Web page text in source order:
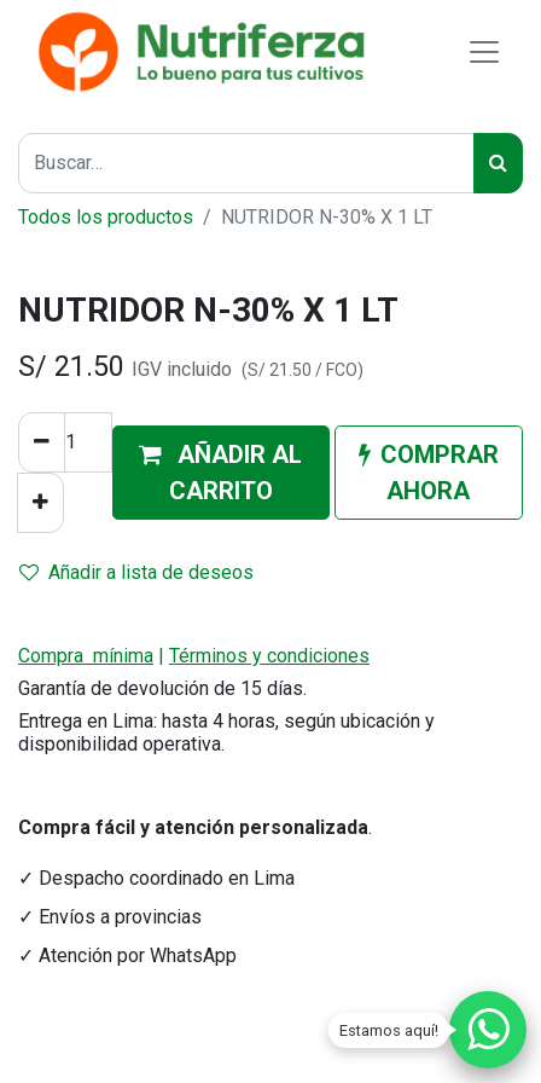
Estamos aquí!
Todos los productos NUTRIDOR N-30% X 1 LT
NUTRIDOR N-30% X 1 LT
S/ 21.50 IGV incluido (S/ 21.50 / FCO)
AÑADIR AL
CARRITO
COMPRAR
AHORA
Añadir a lista de deseos
Compra mínima | Términos y condiciones
Garantía de devolución de 15 días.
Entrega en Lima: hasta 4 horas, según ubicación y
disponibilidad operativa.
Compra fácil y atención personalizada.
✓ Despacho coordinado en Lima
✓ Envíos a provincias
✓ Atención por WhatsApp